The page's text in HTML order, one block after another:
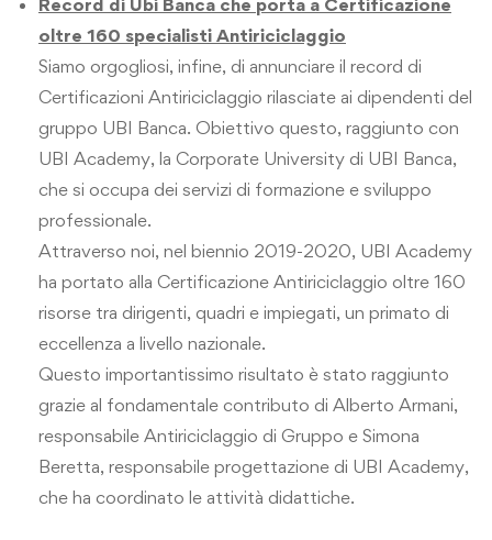
Record di Ubi Banca che porta a Certificazione
oltre 160 specialisti Antiriciclaggio
Siamo orgogliosi, infine, di annunciare il record di
Certificazioni Antiriciclaggio rilasciate ai dipendenti del
gruppo UBI Banca. Obiettivo questo, raggiunto con
UBI Academy, la Corporate University di UBI Banca,
che si occupa dei servizi di formazione e sviluppo
professionale.
Attraverso noi, nel biennio 2019-2020, UBI Academy
ha portato alla Certificazione Antiriciclaggio oltre 160
risorse tra dirigenti, quadri e impiegati, un primato di
eccellenza a livello nazionale.
Questo importantissimo risultato è stato raggiunto
grazie al fondamentale contributo di Alberto Armani,
responsabile Antiriciclaggio di Gruppo e Simona
Beretta, responsabile progettazione di UBI Academy,
che ha coordinato le attività didattiche.